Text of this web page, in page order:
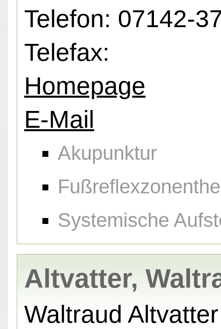
Telefon: 07142-
Telefax:
Homepage
E-Mail
Akupunktur
Systemische
Altvatter,
Waltraud Altvatter